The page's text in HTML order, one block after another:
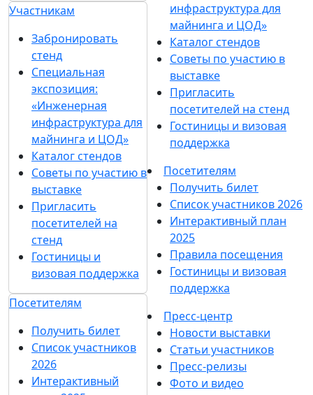
Участникам
Забронировать
стенд
Специальная
экспозиция:
«Инженерная
инфраструктура для
майнинга и ЦОД»
Каталог стендов
Советы по участию в
выставке
Пригласить
посетителей на
стенд
Гостиницы и
визовая поддержка
Посетителям
Получить билет
Список участников
2026
Интерактивный
инфраструктура для
майнинга и ЦОД»
Каталог стендов
Советы по участию в
выставке
Пригласить
посетителей на стенд
Гостиницы и визовая
поддержка
Посетителям
Получить билет
Список участников 2026
Интерактивный план
2025
Правила посещения
Гостиницы и визовая
поддержка
Пресс-центр
Новости выставки
Статьи участников
Пресс-релизы
Фото и видео